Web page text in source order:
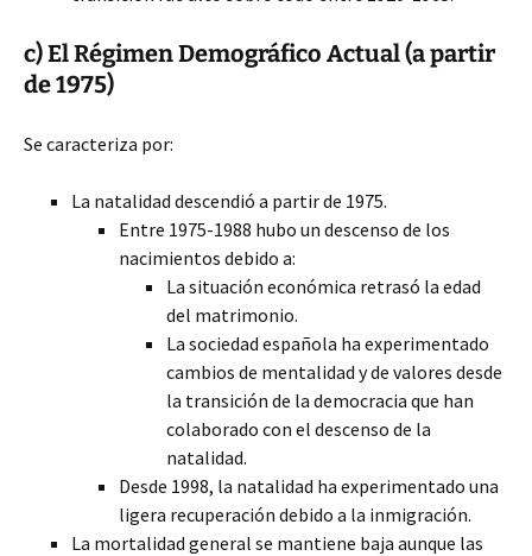
c) El Régimen Demográfico Actual (a partir
de 1975)
Se caracteriza por:
La natalidad descendió a partir de 1975.
Entre 1975-1988 hubo un descenso de los
nacimientos debido a:
La situación económica retrasó la edad
del matrimonio.
La sociedad española ha experimentado
cambios de mentalidad y de valores desde
la transición de la democracia que han
colaborado con el descenso de la
natalidad.
Desde 1998, la natalidad ha experimentado una
ligera recuperación debido a la inmigración.
La mortalidad general se mantiene baja aunque las